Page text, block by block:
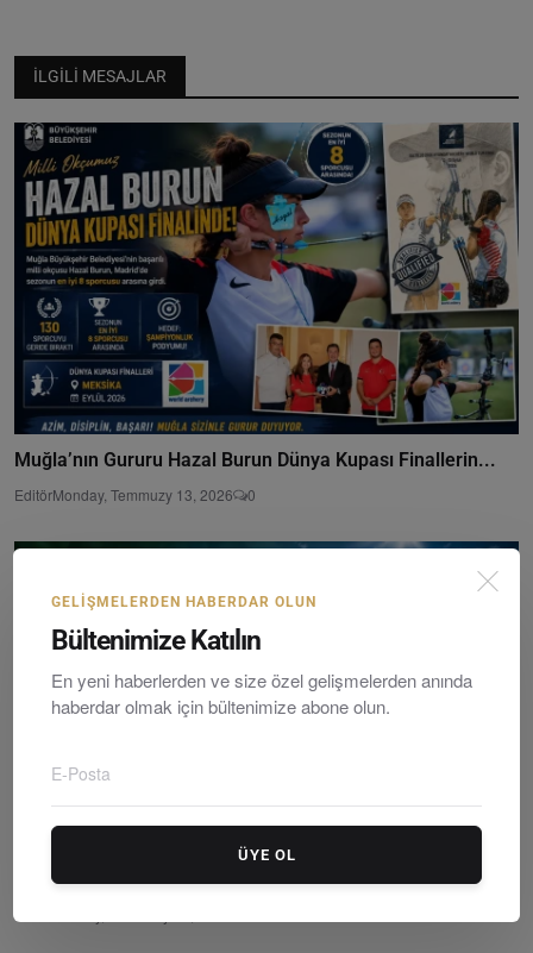
İLGILI MESAJLAR
Muğla’nın Gururu Hazal Burun Dünya Kupası Finallerin...
EditörMonday, Temmuzy 13, 2026 0
Trendyol 1. Lig’de Heyecan Başladı: Bodrum FK’nın İl...
Editör
GELIŞMELERDEN HABERDAR OLUN
Bültenimize Katılın
En yeni haberlerden ve size özel gelişmelerden anında
haberdar olmak için bültenimize abone olun.
ÜYE OL